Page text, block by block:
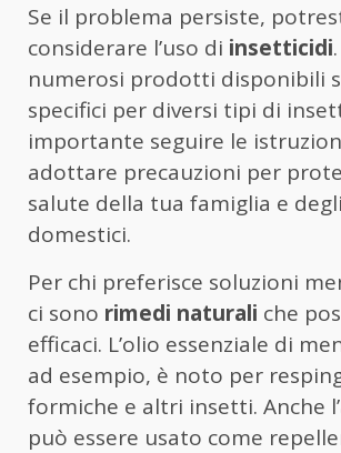
Se il problema persiste,
considerare l’uso di insetticidi
numerosi prodotti disponibili
specifici per diversi tipi di
importante seguire le
adottare precauzioni per
salute della tua famiglia e
domestici.
Per chi preferisce soluzioni
ci sono rimedi naturali che
efficaci. L’olio essenziale di
ad esempio, è noto per
formiche e altri insetti. Anche
può essere usato come